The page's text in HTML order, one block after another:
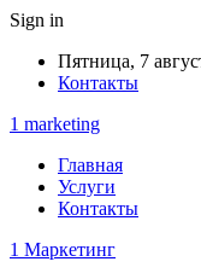
Sign in
Пятница, 7
Контакты
1 marketing
Главная
Услуги
Контакты
1 Маркетинг